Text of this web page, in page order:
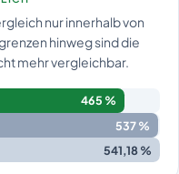
nur innerhalb von
hinweg sind die
mehr vergleichbar.
465 %
537 %
541,18 %